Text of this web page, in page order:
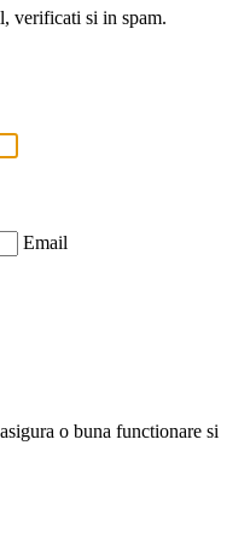
verificati si in spam.
Email
o buna functionare si